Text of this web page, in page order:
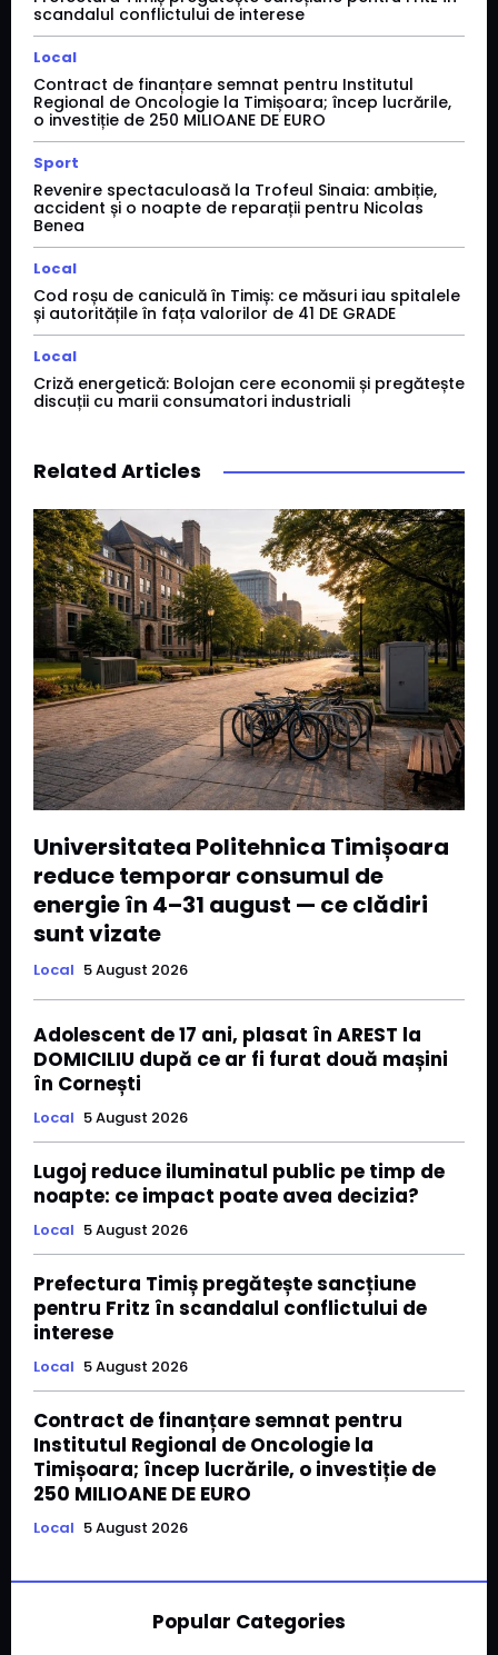
scandalul conflictului de interese
Local
Contract de finanțare semnat pentru Institutul
Regional de Oncologie la Timișoara; încep lucrările,
o investiție de 250 MILIOANE DE EURO
Sport
Revenire spectaculoasă la Trofeul Sinaia: ambiție,
accident și o noapte de reparații pentru Nicolas
Benea
Local
Cod roșu de caniculă în Timiș: ce măsuri iau spitalele
și autoritățile în fața valorilor de 41 DE GRADE
Local
Criză energetică: Bolojan cere economii și pregătește
discuții cu marii consumatori industriali
Related Articles
Universitatea Politehnica Timișoara
reduce temporar consumul de
energie în 4–31 august — ce clădiri
sunt vizate
Local 5 August 2026
Adolescent de 17 ani, plasat în AREST la
DOMICILIU după ce ar fi furat două mașini
în Cornești
Local 5 August 2026
Lugoj reduce iluminatul public pe timp de
noapte: ce impact poate avea decizia?
Local 5 August 2026
Prefectura Timiș pregătește sancțiune
pentru Fritz în scandalul conflictului de
interese
Local 5 August 2026
Contract de finanțare semnat pentru
Institutul Regional de Oncologie la
Timișoara; încep lucrările, o investiție de
250 MILIOANE DE EURO
Local 5 August 2026
Popular Categories